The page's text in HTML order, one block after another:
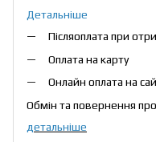
Детальніше
Післяоплата при
Оплата на карту
Онлайн оплата на
Обмін та повернення
детальніше